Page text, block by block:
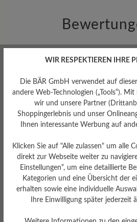
1 von 1 Bewertungen
Durchschnittliche
5 von 5 Sternen
Gut (0)
Akzeptierbar (0)
WIR RESPEKTIEREN IHRE
Die BÄR GmbH verwendet auf
andere Web-Technologien („Tools“).
wir und unsere Partner
Shoppingerlebnis und unser
Ihnen interessante Werbung auf
Klicken Sie auf "Alle zulassen" um alle
direkt zur Webseite weiter zu
Einstellungen“, um eine detaillierte
Kategorien und eine Übersicht der
erhalten sowie eine individuelle
Ihre Einwilligung später jederzeit